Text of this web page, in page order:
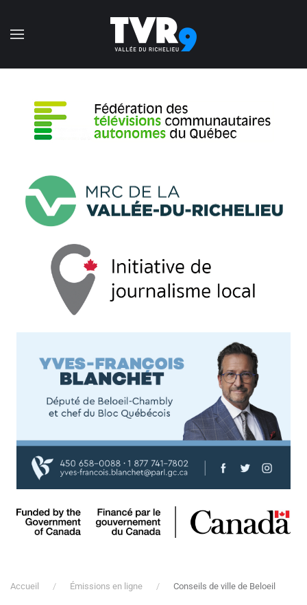
Accéder au contenu principal
Accueil Émissions en ligne Conseils de ville de Beloeil